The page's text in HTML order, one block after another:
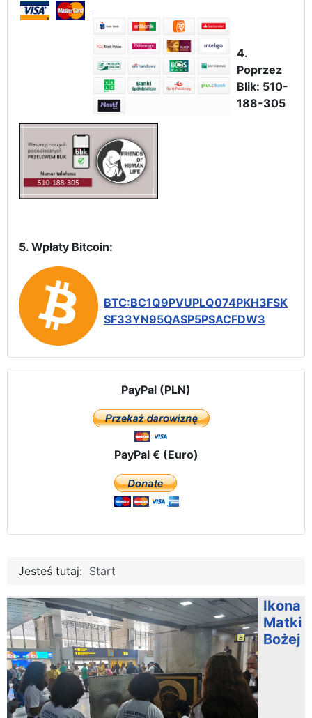
4.
Poprzez
Blik: 510-
188-305
5. Wpłaty Bitcoin:
BTC:BC1Q9PVUPLQ074PKH3FSK
SF33YN95QASP5PSACFDW3
PayPal (PLN)
PayPal € (Euro)
Jesteś tutaj: Start
Ikona
Matki
Bożej